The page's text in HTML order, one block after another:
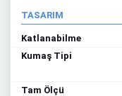
TASARIM
Katlanabilme
Kumaş Tipi
Tam Ölçü